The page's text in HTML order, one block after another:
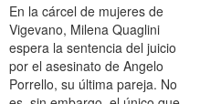
En la cárcel de mujeres de
Vigevano, Milena Quaglini
espera la sentencia del juicio
por el asesinato de Angelo
Porrello, su última pareja. No